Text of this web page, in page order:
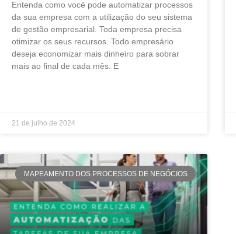
Entenda como você pode automatizar processos
da sua empresa com a utilização do seu sistema
de gestão empresarial. Toda empresa precisa
otimizar os seus recursos. Todo empresário
deseja economizar mais dinheiro para sobrar
mais ao final de cada mês. E
21 de julho de 2024
MAPEAMENTO DOS PROCESSOS DE NEGÓCIOS